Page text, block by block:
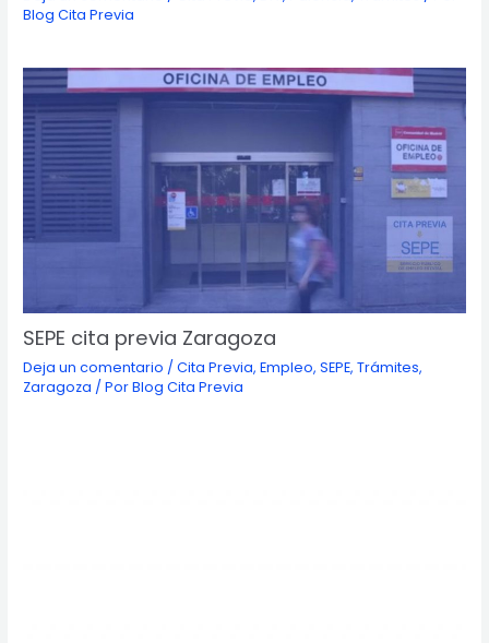
Blog Cita Previa
SEPE cita previa Zaragoza
Deja un comentario /Cita Previa,Empleo,SEPE,Trámites,
Zaragoza / PorBlog Cita Previa